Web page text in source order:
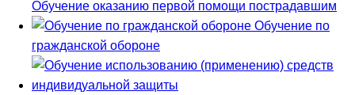
Обучение оказанию первой помощи пострадавшим
Обучение по
гражданской обороне